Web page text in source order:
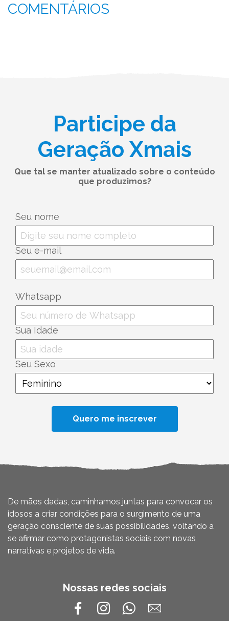
COMENTÁRIOS
Participe da
Geração Xmais
Que tal se manter atualizado sobre o conteúdo
que produzimos?
Seu nome
Seu e-mail
Whatsapp
Sua Idade
Seu Sexo
De mãos dadas, caminhamos juntas para convocar os
idosos a criar condições para o surgimento de uma
geração consciente de suas possibilidades, voltando a
se afirmar como protagonistas sociais com novas
narrativas e projetos de vida.
Nossas redes sociais